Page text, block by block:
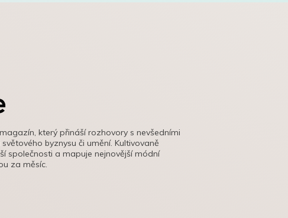
který přináší rozhovory s nevšedními
byznysu či umění. Kultivovaně
společnosti a mapuje nejnovější módní
za měsíc.